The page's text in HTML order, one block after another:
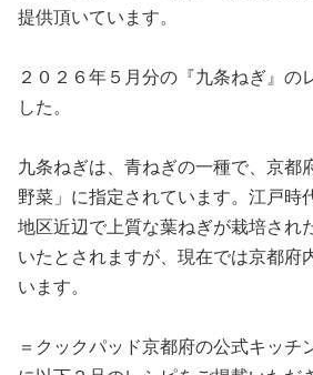
提供頂いています。
２０２６年５月分の『九条ねぎ』の
した。
九条ねぎは、青ねぎの一種で、京都
野菜」に指定されています。江戸時
地区近辺で上質な葉ねぎが栽培され
いたとされますが、現在では京都府
います。
＝クックパッド京都府の公式キッチ